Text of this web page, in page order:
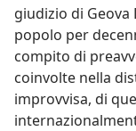
giudizio di
popolo per
compito di
coinvolte nella
improvvisa, di